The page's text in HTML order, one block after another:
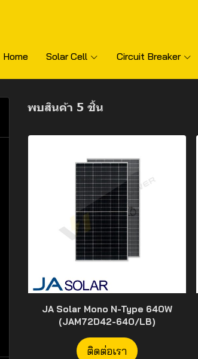
Home Solar Cell Circuit Breaker
พบสินค้า 5 ชิ้น
JA Solar Mono N-Type 640W
(JAM72D42-640/LB)
ติดต่อเรา